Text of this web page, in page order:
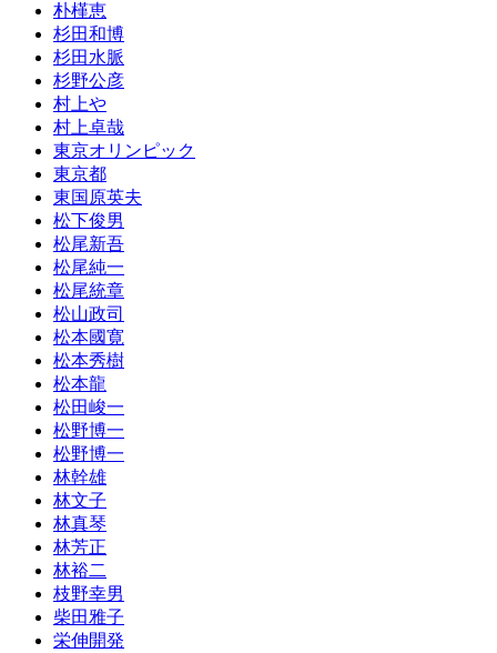
朴槿恵
杉田和博
杉田水脈
杉野公彦
村上や
村上卓哉
東京オリンピック
東京都
東国原英夫
松下俊男
松尾新吾
松尾純一
松尾統章
松山政司
松本國寛
松本秀樹
松本龍
松田峻一
松野博一
松野博一
林幹雄
林文子
林真琴
林芳正
林裕二
枝野幸男
柴田雅子
栄伸開発